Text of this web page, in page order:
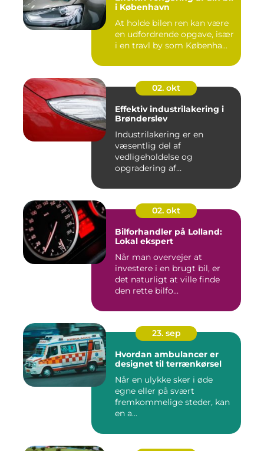
i København
At holde bilen ren kan være
en udfordrende opgave, især
i en travl by som Københa...
02. okt
Effektiv industrilakering i
Brønderslev
Industrilakering er en
væsentlig del af
vedligeholdelse og
opgradering af
02. okt
Bilforhandler på Lolland:
Lokal ekspert
Når man overvejer at
investere i en brugt bil, er
det naturligt at ville finde
den rette bilfo...
23. sep
Hvordan ambulancer er
designet til terrænkørsel
Når en ulykke sker i øde
egne eller på svært
fremkommelige steder, kan
en a...